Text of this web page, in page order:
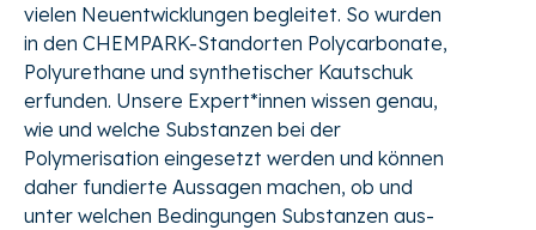
vielen Neuentwicklungen begleitet. So wurden
in den CHEMPARK-Standorten Polycarbonate,
Polyurethane und synthetischer Kautschuk
erfunden. Unsere Expert*innen wissen genau,
wie und welche Substanzen bei der
Polymerisation eingesetzt werden und können
daher fundierte Aussagen machen, ob und
unter welchen Bedingungen Substanzen aus-